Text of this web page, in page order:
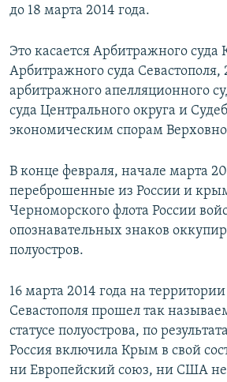
до 18 марта 2014 года.
Это касается Арбитражного
Арбитражного суда Севастополя,
арбитражного апелляционного
суда Центрального округа и
экономическим спорам
В конце февраля, начале марта
переброшенные из России и
Черноморского флота России
опознавательных знаков
полуостров.
16 марта 2014 года на
Севастополя прошел так
статусе полуострова, по
Россия включила Крым в свой
ни Европейский союз, ни США